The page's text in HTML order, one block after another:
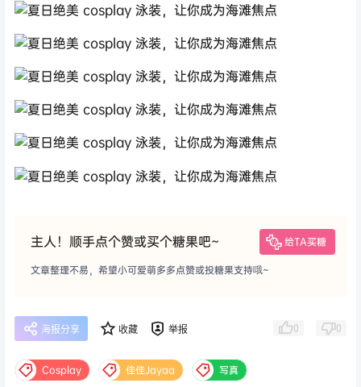
主人！顺手点个赞或买个糖果吧~ 给TA买糖
文章整理不易，希望小可爱萌多多点赞或投糖果支持哦~
海报分享 收藏 举报 0 0
Cosplay 佳佳Jayaa 写真